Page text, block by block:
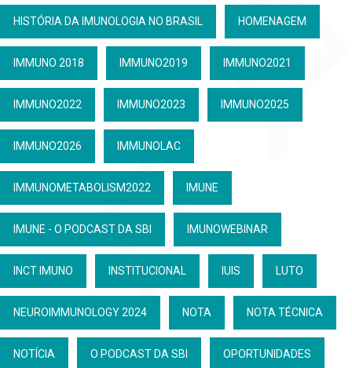
HISTÓRIA DA IMUNOLOGIA NO BRASIL HOMENAGEM
IMMUNO 2018 IMMUNO2019 IMMUNO2021
IMMUNO2022 IMMUNO2023 IMMUNO2025
IMMUNO2026 IMMUNOLAC
IMMUNOMETABOLISM2022 IMUNE
IMUNE - O PODCAST DA SBI IMUNOWEBINAR
INCT IMUNO INSTITUCIONAL IUIS LUTO
NEUROIMMUNOLOGY 2024 NOTA NOTA TÉCNICA
NOTÍCIA O PODCAST DA SBI OPORTUNIDADES